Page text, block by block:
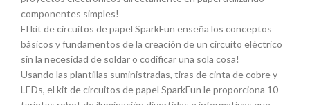
componentes simples!
El kit de circuitos de papel SparkFun enseña los conceptos
básicos y fundamentos de la creación de un circuito eléctrico
sin la necesidad de soldar o codificar una sola cosa!
Usando las plantillas suministradas, tiras de cinta de cobre y
LEDs, el kit de circuitos de papel SparkFun le proporciona 10